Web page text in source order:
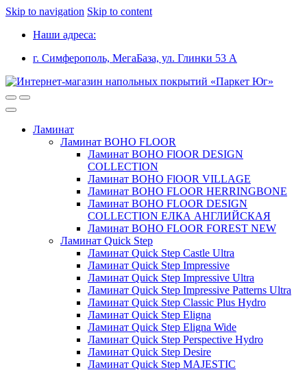
Skip to navigation Skip to content
Наши адреса:
г. Симферополь, МегаБаза, ул. Глинки 53 А
Ламинат
Ламинат BOHO FLOOR
Ламинат BOHO FlOOR DESIGN
COLLECTION
Ламинат BOHO FlOOR VILLAGE
Ламинат BOHO FLOOR HERRINGBONE
Ламинат BOHO FLOOR DESIGN
COLLECTION ЕЛКА АНГЛИЙСКАЯ
Ламинат BOHO FLOOR FOREST NEW
Ламинат Quick Step
Ламинат Quick Step Castle Ultra
Ламинат Quick Step Impressive
Ламинат Quick Step Impressive Ultra
Ламинат Quick Step Impressive Patterns Ultra
Ламинат Quick Step Classic Plus Hydro
Ламинат Quick Step Eligna
Ламинат Quick Step Eligna Wide
Ламинат Quick Step Perspective Hydro
Ламинат Quick Step Desire
Ламинат Quick Step MAJESTIC